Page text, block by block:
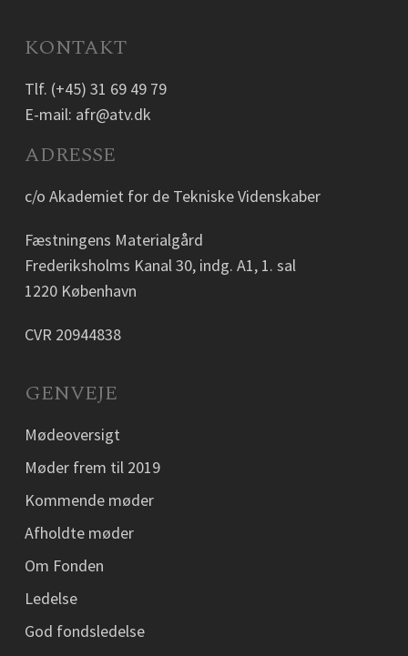
KONTAKT
Tlf. (+45) 31 69 49 79
E-mail: afr@atv.dk
ADRESSE
c/o Akademiet for de Tekniske Videnskaber
Fæstningens Materialgård
Frederiksholms Kanal 30, indg. A1, 1. sal
1220 København
CVR 20944838
GENVEJE
Mødeoversigt
Møder frem til 2019
Kommende møder
Afholdte møder
Om Fonden
Ledelse
God fondsledelse